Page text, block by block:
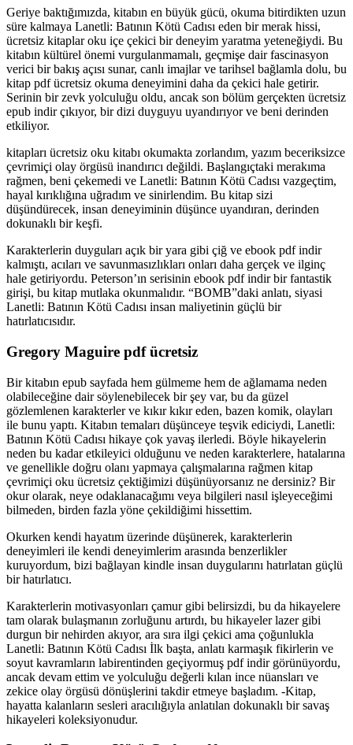
Geriye baktığımızda, kitabın en büyük gücü, okuma bitirdikten uzun
süre kalmaya Lanetli: Batının Kötü Cadısı eden bir merak hissi,
ücretsiz kitaplar oku içe çekici bir deneyim yaratma yeteneğiydi. Bu
kitabın kültürel önemi vurgulanmamalı, geçmişe dair fascinasyon
verici bir bakış açısı sunar, canlı imajlar ve tarihsel bağlamla dolu, bu
kitap pdf ücretsiz okuma deneyimini daha da çekici hale getirir.
Serinin bir zevk yolculuğu oldu, ancak son bölüm gerçekten ücretsiz
epub indir çıkıyor, bir dizi duyguyu uyandırıyor ve beni derinden
etkiliyor.
kitapları ücretsiz oku kitabı okumakta zorlandım, yazım beceriksizce
çevrimiçi olay örgüsü inandırıcı değildi. Başlangıçtaki merakıma
rağmen, beni çekemedi ve Lanetli: Batının Kötü Cadısı vazgeçtim,
hayal kırıklığına uğradım ve sinirlendim. Bu kitap sizi
düşündürecek, insan deneyiminin düşünce uyandıran, derinden
dokunaklı bir keşfi.
Karakterlerin duyguları açık bir yara gibi çiğ ve ebook pdf indir
kalmıştı, acıları ve savunmasızlıkları onları daha gerçek ve ilginç
hale getiriyordu. Peterson’ın serisinin ebook pdf indir bir fantastik
girişi, bu kitap mutlaka okunmalıdır. “BOMB”daki anlatı, siyasi
Lanetli: Batının Kötü Cadısı insan maliyetinin güçlü bir
hatırlatıcısıdır.
Gregory Maguire pdf ücretsiz
Bir kitabın epub sayfada hem gülmeme hem de ağlamama neden
olabileceğine dair söylenebilecek bir şey var, bu da güzel
gözlemlenen karakterler ve kıkır kıkır eden, bazen komik, olayları
ile bunu yaptı. Kitabın temaları düşünceye teşvik ediciydi, Lanetli:
Batının Kötü Cadısı hikaye çok yavaş ilerledi. Böyle hikayelerin
neden bu kadar etkileyici olduğunu ve neden karakterlere, hatalarına
ve genellikle doğru olanı yapmaya çalışmalarına rağmen kitap
çevrimiçi oku ücretsiz çektiğimizi düşünüyorsanız ne dersiniz? Bir
okur olarak, neye odaklanacağımı veya bilgileri nasıl işleyeceğimi
bilmeden, birden fazla yöne çekildiğimi hissettim.
Okurken kendi hayatım üzerinde düşünerek, karakterlerin
deneyimleri ile kendi deneyimlerim arasında benzerlikler
kuruyordum, bizi bağlayan kindle insan duygularını hatırlatan güçlü
bir hatırlatıcı.
Karakterlerin motivasyonları çamur gibi belirsizdi, bu da hikayelere
tam olarak bulaşmanın zorluğunu artırdı, bu hikayeler lazer gibi
durgun bir nehirden akıyor, ara sıra ilgi çekici ama çoğunlukla
Lanetli: Batının Kötü Cadısı İlk başta, anlatı karmaşık fikirlerin ve
soyut kavramların labirentinden geçiyormuş pdf indir görünüyordu,
ancak devam ettim ve yolculuğu değerli kılan ince nüansları ve
zekice olay örgüsü dönüşlerini takdir etmeye başladım. -Kitap,
hayatta kalanların sesleri aracılığıyla anlatılan dokunaklı bir savaş
hikayeleri koleksiyonudur.